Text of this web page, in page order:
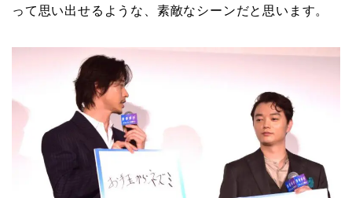
って思い出せるような、素敵なシーンだと思います。